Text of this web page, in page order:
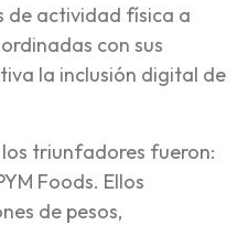
de actividad física a
con sus
la inclusión digital de
triunfadores fueron:
Foods. Ellos
de pesos,